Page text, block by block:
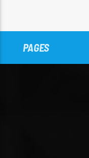
PAGES